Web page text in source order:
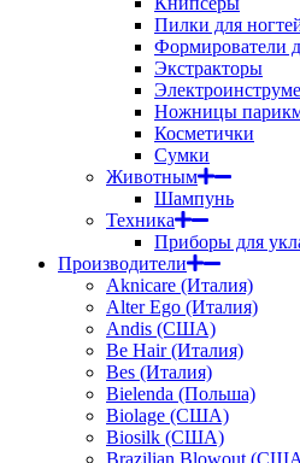
Пилки для
Формирователи
Экстракторы
Ножницы
Косметички
Сумки
Животным
Шампунь
Техника
Приборы для
Производители
Aknicare (Италия)
Alter Ego (Италия)
Andis (США)
Be Hair (Италия)
Bes (Италия)
Bielenda (Польша)
Biolage (США)
Biosilk (США)
Brazilian Blowout